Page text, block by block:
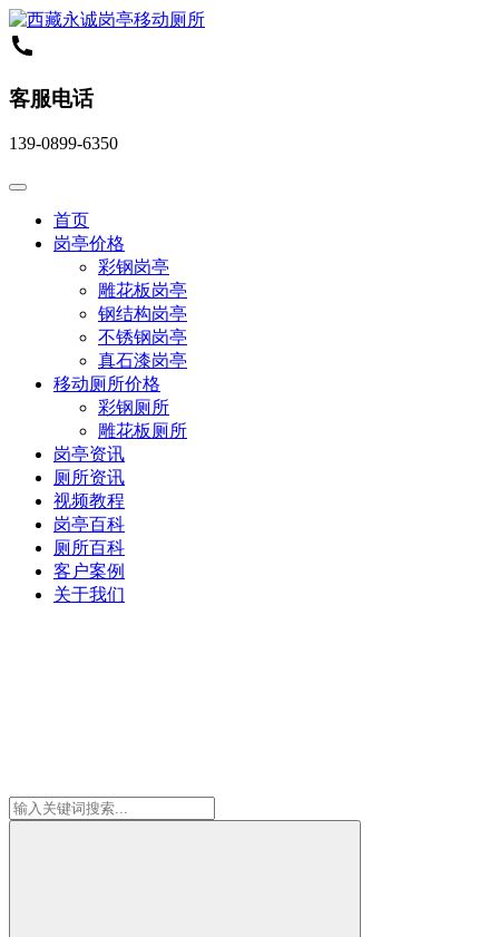
客服电话
139-0899-6350
首页
岗亭价格
彩钢岗亭
雕花板岗亭
钢结构岗亭
不锈钢岗亭
真石漆岗亭
移动厕所价格
彩钢厕所
雕花板厕所
岗亭资讯
厕所资讯
视频教程
岗亭百科
厕所百科
客户案例
关于我们